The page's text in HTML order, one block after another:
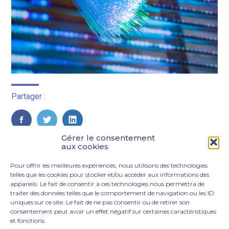
Gérer le consentement
aux cookies
Pour offrir les meilleures expériences, nous utilisons des technologies
telles que les cookies pour stocker et/ou accéder aux informations des
appareils. Le fait de consentir à ces technologies nous permettra de
traiter des données telles que le comportement de navigation ou les ID
uniques sur ce site. Le fait de ne pas consentir ou de retirer son
consentement peut avoir un effet négatif sur certaines caractéristiques
et fonctions.
Partager :
FaceBook
TwitterLinkedIn